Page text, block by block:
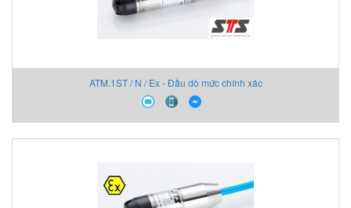
ATM.1ST / N / Ex - Đầu dò mức chính xác